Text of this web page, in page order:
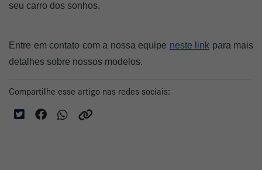
seu carro dos sonhos.
Entre em contato com a nossa equipe neste link para mais
detalhes sobre nossos modelos.
Compartilhe esse artigo nas redes sociais: